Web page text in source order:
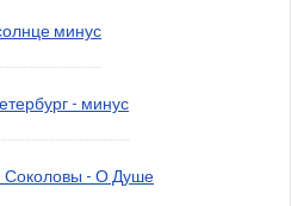
минус
- минус
Соколовы - О Душе